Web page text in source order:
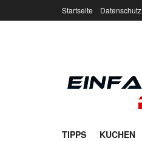
Startseite Datenschutz
TIPPS KUCHEN